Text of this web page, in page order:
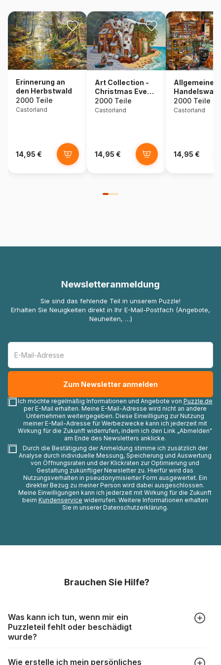
Erinnerung an
den Herbstwald
2000 Teile
Castorland
14,95 €
Art Collection -
Christmas Eve
Madeira
2000 Teile
Castorland
14,95 €
Allgemeine
2000 Teile
Castorland
14,95 €
Newsletteranmeldung
Sie sind das fehlende Teil in unserem Puzzle!
Erhalten Sie Neuigkeiten direkt in Ihr E-Mail-Postfach (Angebote,
Neuheiten, …)
Ich möchte regelmäßig Informationen und Angebote von Puzzle.de
per E-Mail erhalten. Meine E-Mail-Adresse wird nicht an andere
Unternehmen weitergegeben. Diese Einwilligung zur Nutzung
meiner E-Mail-Adresse für Werbezwecke kann ich jederzeit mit
Wirkung für die Zukunft widerrufen, indem ich den Link „Abmelden"
am Ende des Newsletters anklicke.
Durch die Bestätigung der Anmeldung stimme ich zusätzlich der
Analyse durch individuelle Messung, Speicherung und Auswertung
von Öffnungsraten und der Klickraten zur Optimierung und
Gestaltung zukünftiger Newsletter zu. Hierfür wird das
Nutzungsverhalten in pseudonymisierter Form ausgewertet. Ein
direkter Bezug zu meiner Person wird dabei ausgeschlossen.
Meine Einwilligungen kann ich jederzeit mit Wirkung für die Zukunft
beim Kundenservice widerrufen. Weitere Informationen erhalten
Sie in unserer Datenschutzerklärung.
Brauchen Sie Hilfe?
Was kann ich tun, wenn mir ein
Puzzleteil fehlt oder beschädigt
wurde?
Wie erstelle ich mein persönliches